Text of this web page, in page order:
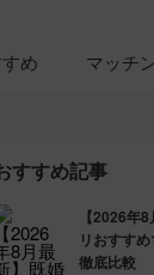
め マッチ
すすめ記事
【2026年
リおすす
徹底比較